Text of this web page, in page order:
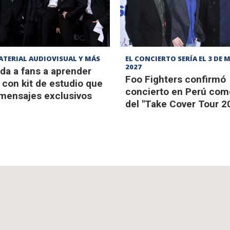
AUDIOVISUAL Y MÁS
a fans a aprender
kit de estudio que
exclusivos
EL CONCIERTO SERÍA EL 3 DE
2027
Foo Fighters confirmó
concierto en Perú
del "Take Cover Tour